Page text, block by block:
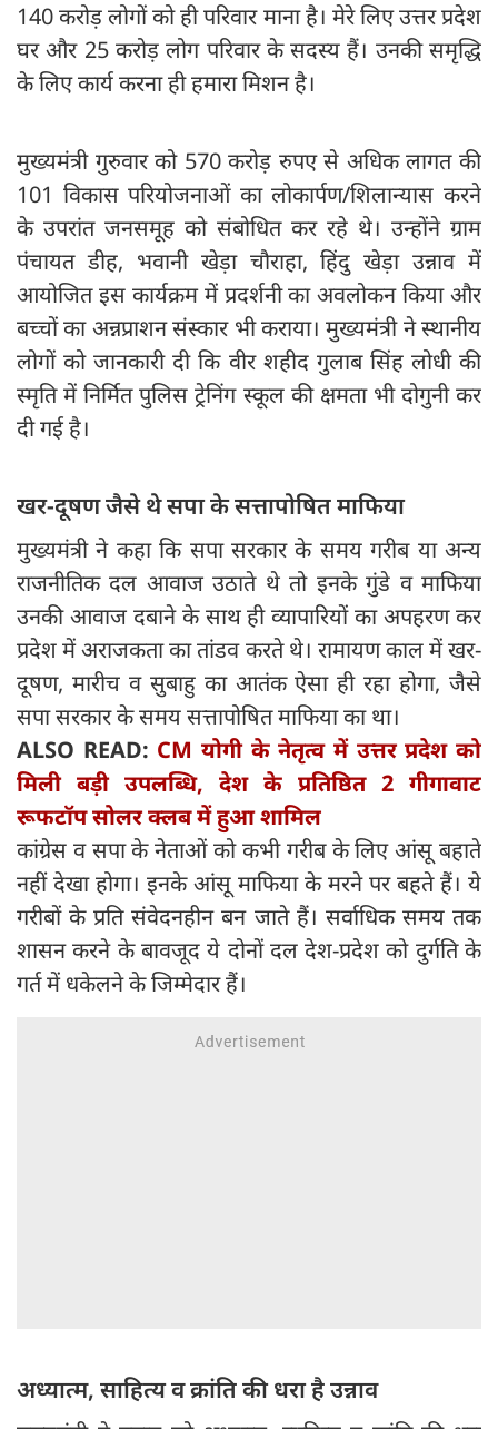
140 करोड़ लोगों को ही परिवार माना है। मेरे लिए उत्तर प्रदेश
घर और 25 करोड़ लोग परिवार के सदस्य हैं। उनकी समृद्धि
के लिए कार्य करना ही हमारा मिशन है।
मुख्यमंत्री गुरुवार को 570 करोड़ रुपए से अधिक लागत की
101 विकास परियोजनाओं का लोकार्पण/शिलान्यास करने
के उपरांत जनसमूह को संबोधित कर रहे थे। उन्होंने ग्राम
पंचायत डीह, भवानी खेड़ा चौराहा, हिंदु खेड़ा उन्नाव में
आयोजित इस कार्यक्रम में प्रदर्शनी का अवलोकन किया और
बच्चों का अन्नप्राशन संस्कार भी कराया। मुख्यमंत्री ने स्थानीय
लोगों को जानकारी दी कि वीर शहीद गुलाब सिंह लोधी की
स्मृति में निर्मित पुलिस ट्रेनिंग स्कूल की क्षमता भी दोगुनी कर
दी गई है।
खर-दूषण जैसे थे सपा के सत्तापोषित माफिया
मुख्यमंत्री ने कहा कि सपा सरकार के समय गरीब या अन्य
राजनीतिक दल आवाज उठाते थे तो इनके गुंडे व माफिया
उनकी आवाज दबाने के साथ ही व्यापारियों का अपहरण कर
प्रदेश में अराजकता का तांडव करते थे। रामायण काल में खर-
दूषण, मारीच व सुबाहु का आतंक ऐसा ही रहा होगा, जैसे
सपा सरकार के समय सत्तापोषित माफिया का था।
ALSO READ: CM योगी के नेतृत्व में उत्तर प्रदेश को
मिली बड़ी उपलब्धि, देश के प्रतिष्ठित 2 गीगावाट
रूफटॉप सोलर क्लब में हुआ शामिल
कांग्रेस व सपा के नेताओं को कभी गरीब के लिए आंसू बहाते
नहीं देखा होगा। इनके आंसू माफिया के मरने पर बहते हैं। ये
गरीबों के प्रति संवेदनहीन बन जाते हैं। सर्वाधिक समय तक
शासन करने के बावजूद ये दोनों दल देश-प्रदेश को दुर्गति के
गर्त में धकेलने के जिम्मेदार हैं।
अध्यात्म, साहित्य व क्रांति की धरा है उन्नाव